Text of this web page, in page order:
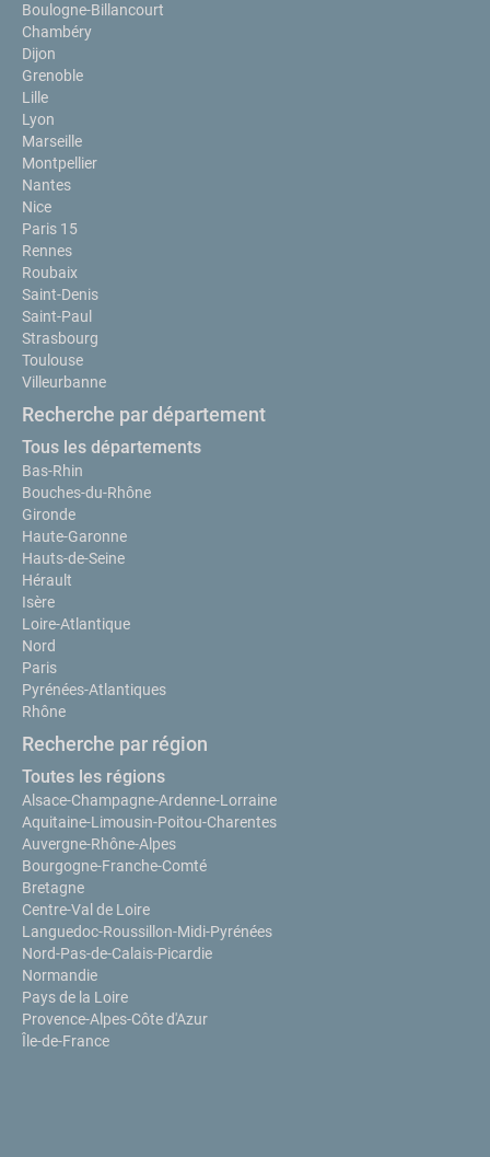
Boulogne-Billancourt
Chambéry
Dijon
Grenoble
Lille
Lyon
Marseille
Montpellier
Nantes
Nice
Paris 15
Rennes
Roubaix
Saint-Denis
Saint-Paul
Strasbourg
Toulouse
Villeurbanne
Recherche par département
Tous les départements
Bas-Rhin
Bouches-du-Rhône
Gironde
Haute-Garonne
Hauts-de-Seine
Hérault
Isère
Loire-Atlantique
Nord
Paris
Pyrénées-Atlantiques
Rhône
Recherche par région
Toutes les régions
Alsace-Champagne-Ardenne-Lorraine
Aquitaine-Limousin-Poitou-Charentes
Auvergne-Rhône-Alpes
Bourgogne-Franche-Comté
Bretagne
Centre-Val de Loire
Languedoc-Roussillon-Midi-Pyrénées
Nord-Pas-de-Calais-Picardie
Normandie
Pays de la Loire
Provence-Alpes-Côte d'Azur
Île-de-France